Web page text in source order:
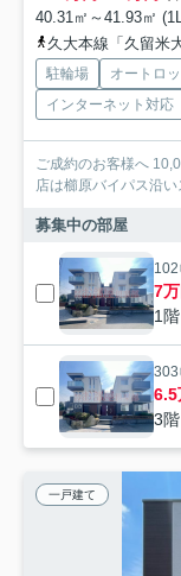
40.31㎡～41.93㎡
久大本線「久留米
駐輪場 オートロ
インターネット対応
ご成約のお客様へ
店は櫛原バイパス沿
募集中の部屋
7
1
303
6.5
3
一戸建て